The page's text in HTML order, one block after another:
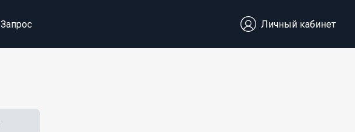
Запрос Личный кабинет